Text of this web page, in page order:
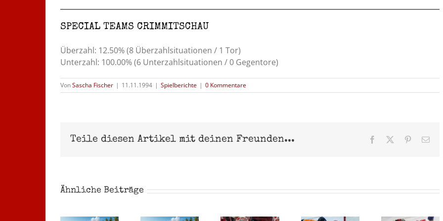
SPECIAL TEAMS CRIMMITSCHAU
Überzahl: 12.50% (8 Überzahlsituationen / 1 Tor)
Unterzahl: 100.00% (6 Unterzahlsituationen / 0 Gegentore)
VonSascha Fischer | 11.11.1994 | Spielberichte | 0 Kommentare
Teile diesen Artikel mit deinen Freunden... Facebook Pinterest
E-
Ähnliche Beiträge